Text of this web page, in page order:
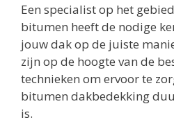
Een specialist op het
bitumen heeft de nodige
jouw dak op de juiste
zijn op de hoogte van de
technieken om ervoor te
bitumen dakbedekking
is.